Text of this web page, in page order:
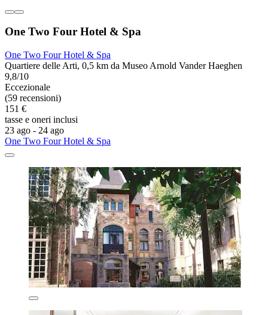
One Two Four Hotel & Spa
One Two Four Hotel & Spa
Quartiere delle Arti, 0,5 km da Museo Arnold Vander Haeghen
9,8/10
Eccezionale
(59 recensioni)
151 €
tasse e oneri inclusi
23 ago - 24 ago
One Two Four Hotel & Spa